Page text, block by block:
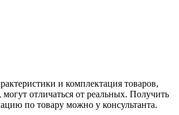
и комплектация товаров,
могут отличаться от реальных. Получить
по товару можно у консультанта.